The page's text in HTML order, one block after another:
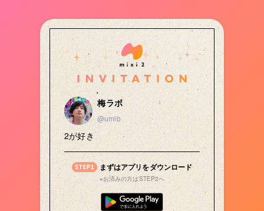
梅ラボ
@umlb
2が好き
まずはアプリをダウンロード
※お済みの方はSTEP2へ